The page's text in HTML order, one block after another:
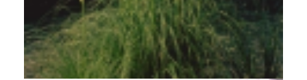
Pampasgras
Cortaderia selloana